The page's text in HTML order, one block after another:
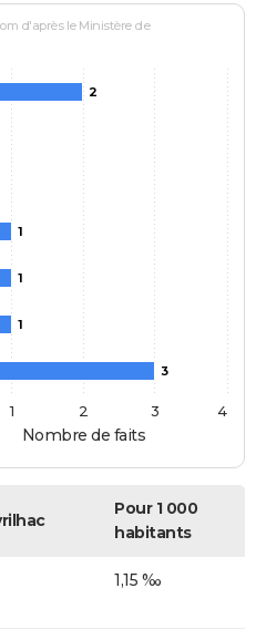
Nombre de faits
d'après le Ministère de
2
1
1
1
3
1 2 3 4
Pour 1 000
habitants
1,15 ‰